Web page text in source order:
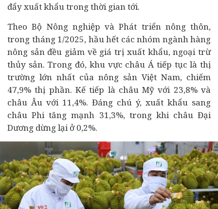
đẩy xuất khẩu trong thời gian tới.
Theo Bộ Nông nghiệp và Phát triển nông thôn,
trong tháng 1/2025, hầu hết các nhóm ngành hàng
nông sản đều giảm về giá trị xuất khẩu, ngoại trừ
thủy sản. Trong đó, khu vực châu Á tiếp tục là thị
trường lớn nhất của nông sản Việt Nam, chiếm
47,9% thị phần. Kế tiếp là châu Mỹ với 23,8% và
châu Âu với 11,4%. Đáng chú ý, xuất khẩu sang
châu Phi tăng mạnh 31,3%, trong khi châu Đại
Dương dừng lại ở 0,2%.